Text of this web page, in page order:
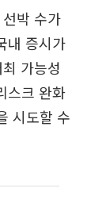
박 수가
내 증시가
가능성
스크 완화
시도할 수